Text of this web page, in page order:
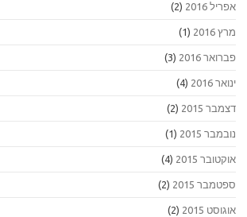
אפריל 2016 (2)
מרץ 2016 (1)
פברואר 2016 (3)
ינואר 2016 (4)
דצמבר 2015 (2)
נובמבר 2015 (1)
אוקטובר 2015 (4)
ספטמבר 2015 (2)
אוגוסט 2015 (2)